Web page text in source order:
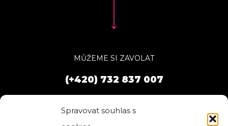
Spravovat souhlas s
MŮŽEME SI ZAVOLAT
(+420) 732 837 007